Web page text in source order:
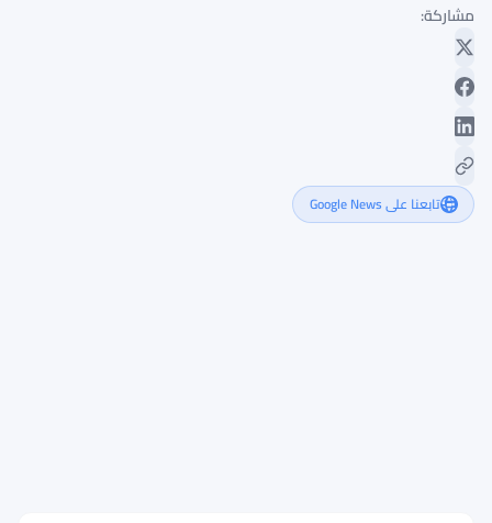
مشاركة:
تابعنا على Google News